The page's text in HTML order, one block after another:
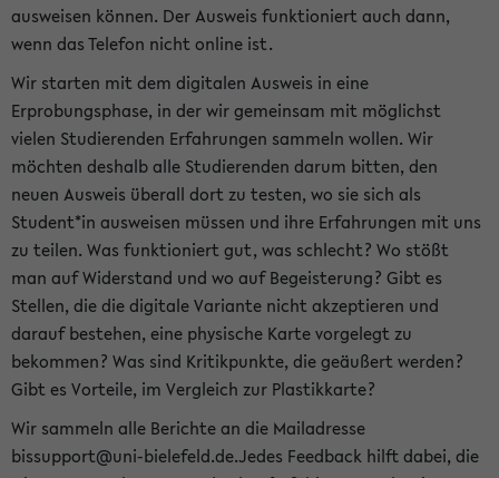
ausweisen können. Der Ausweis funktioniert auch dann,
wenn das Telefon nicht online ist.
Wir starten mit dem digitalen Ausweis in eine
Erprobungsphase, in der wir gemeinsam mit möglichst
vielen Studierenden Erfahrungen sammeln wollen. Wir
möchten deshalb alle Studierenden darum bitten, den
neuen Ausweis überall dort zu testen, wo sie sich als
Student*in ausweisen müssen und ihre Erfahrungen mit uns
zu teilen. Was funktioniert gut, was schlecht? Wo stößt
man auf Widerstand und wo auf Begeisterung? Gibt es
Stellen, die die digitale Variante nicht akzeptieren und
darauf bestehen, eine physische Karte vorgelegt zu
bekommen? Was sind Kritikpunkte, die geäußert werden?
Gibt es Vorteile, im Vergleich zur Plastikkarte?
Wir sammeln alle Berichte an die Mailadresse
bissupport@uni-bielefeld.de.Jedes Feedback hilft dabei, die